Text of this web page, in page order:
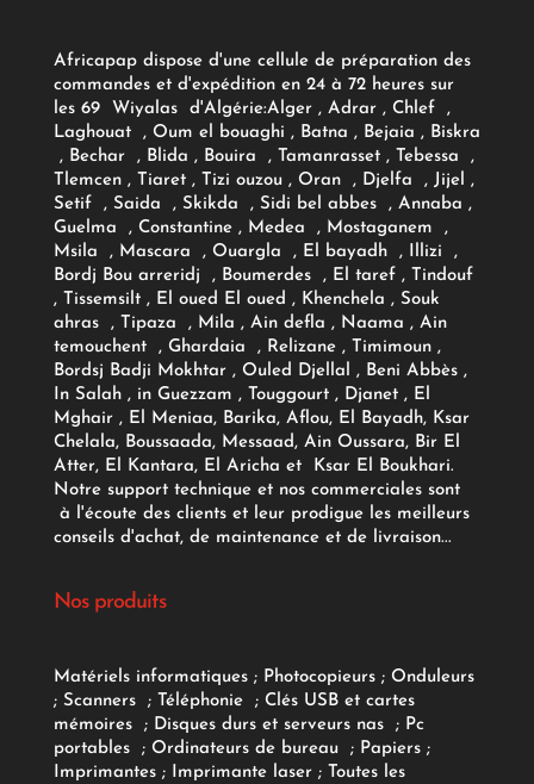
Africapap dispose d'une cellule de préparation des
commandes et d'expédition en 24 à 72 heures sur
les 69 Wiyalas d'Algérie:Alger , Adrar, Chlef ,
Laghouat , Oum el bouaghi , Batna , Bejaia , Biskra
, Bechar , Blida , Bouira , Tamanrasset , Tebessa ,
Tlemcen , Tiaret , Tizi ouzou , Oran , Djelfa , Jijel ,
Setif , Saida , Skikda , Sidi bel abbes , Annaba ,
Guelma , Constantine , Medea , Mostaganem ,
Msila , Mascara , Ouargla , El bayadh , Illizi ,
Bordj Bou arreridj , Boumerdes , El taref , Tindouf
, Tissemsilt , El oued El oued , Khenchela , Souk
ahras , Tipaza , Mila , Ain defla , Naama , Ain
temouchent , Ghardaia , Relizane , Timimoun ,
Bordsj Badji Mokhtar , Ouled Djellal , Beni Abbès ,
In Salah , in Guezzam , Touggourt , Djanet , El
Mghair , El Meniaa, Barika, Aflou, El Bayadh, Ksar
Chelala, Boussaada, Messaad, Ain Oussara, Bir El
Atter, El Kantara, El Aricha et Ksar El Boukhari.
Notre support technique et nos commerciales sont
à l'écoute des clients et leur prodigue les meilleurs
conseils d'achat, de maintenance et de livraison...
Nos produits
Matériels informatiques; Photocopieurs; Onduleurs
; Scanners ; Téléphonie ; Clés USB et cartes
mémoires
; Disques durs et serveurs nas ; Pc
portables
; Ordinateurs de bureau ; Papiers;
Imprimantes;Imprimante laser; Toutes les